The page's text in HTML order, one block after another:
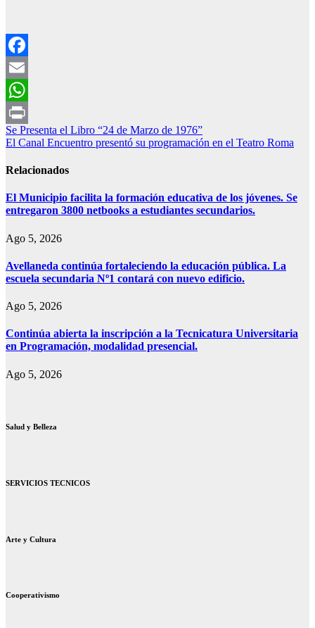
Facebook
Email
WhatsApp
Print
Navegación
de
entradas
Se Presenta el Libro “24 de Marzo de 1976”
El Canal Encuentro presentó su programación en el Teatro Roma
Relacionados
El Municipio facilita la formación educativa de los jóvenes. Se
entregaron 3800 netbooks a estudiantes secundarios.
Ago 5, 2026
Avellaneda continúa fortaleciendo la educación pública. La
escuela secundaria Nº1 contará con nuevo edificio.
Ago 5, 2026
Continúa abierta la inscripción a la Tecnicatura Universitaria
en Programación, modalidad presencial.
Ago 5, 2026
Salud y Belleza
SERVICIOS TECNICOS
Arte y Cultura
Cooperativismo